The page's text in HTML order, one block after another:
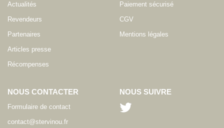
Actualités
Revendeurs
Partenaires
Articles presse
Récompenses
Paiement sécurisé
CGV
Mentions légales
NOUS CONTACTER
Formulaire de contact
contact@stervinou.fr
NOUS SUIVRE